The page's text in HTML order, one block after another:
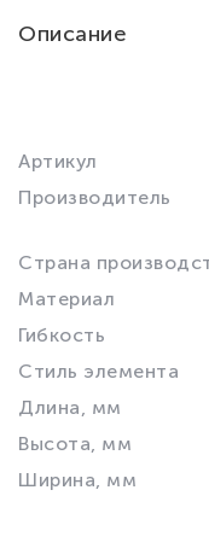
Описание
Артикул
Производитель
Страна
Материал
Гибкость
Стиль элемента
Длина, мм
Высота, мм
Ширина, мм